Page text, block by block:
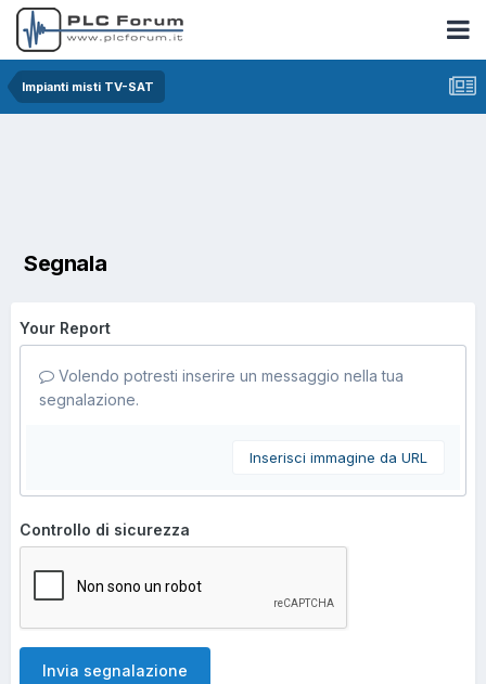
Impianti misti TV-SAT
Segnala
Your Report
Volendo potresti inserire un messaggio nella tua
segnalazione.
Inserisci immagine da URL
Controllo di sicurezza
Invia segnalazione